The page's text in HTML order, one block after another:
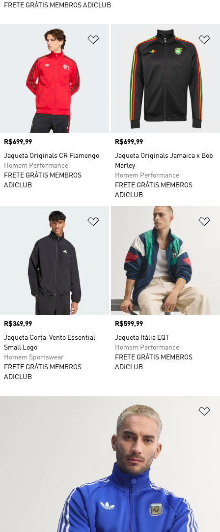
Adicionar à Lista de Desejos
Preço
R$699,99
Jaqueta Originals CR Flamengo
Homem Performance
FRETE GRÁTIS MEMBROS
ADICLUB
Preço
R$699,99
Jaqueta Originals Jamaica x Bob
Marley
Homem Performance
FRETE GRÁTIS MEMBROS
ADICLUB
Adicionar à Lista de Desejos
Preço
R$349,99
Jaqueta Corta-Vento Essential
Small Logo
Homem Sportswear
FRETE GRÁTIS MEMBROS
ADICLUB
Preço
R$599,99
Jaqueta Itália EQT
Homem Performance
FRETE GRÁTIS MEMBROS
ADICLUB
FRETE GRÁTIS MEMBROS ADICLUB